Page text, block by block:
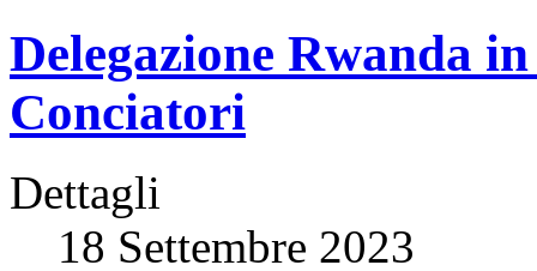
Delegazione Rwanda
Conciatori
Dettagli
18 Settembre 2023